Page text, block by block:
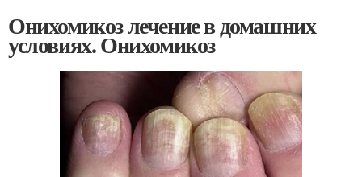
Онихомикоз лечение в домашних
условиях. Онихомикоз